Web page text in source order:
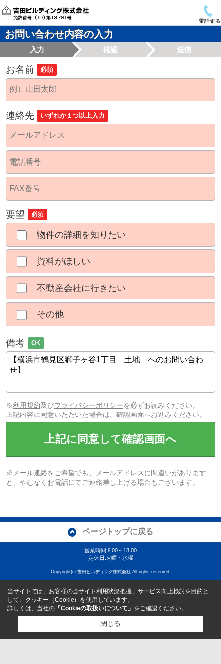
電話する
お問い合わせ内容の入力
入力 確認 送信
お名前 必須
連絡先 いずれか１つ以上入力
要望 必須
物件の詳細を知りたい
資料がほしい
不動産会社に行きたい
その他
備考 OK
※利用規約及びプライバシーポリシーを必ずお読みください。
上記内容に同意いただいた場合は、確認画面へお進みください。
上記に同意して確認画面へ
※メール連絡をご希望でも、メールアドレスに間違いがあります
と、やむなくお電話にてご連絡差し上げる場合もございます。
ページトップに戻る
営業時間:9:00～18:00
定休日:火曜・水曜
Copyright(c) 吉田ビルディング株式会社 All rights reserved.
当サイトでは、お客様の当サイト利用状況把握、サービス向上検討を目的と
して、クッキー（Cookie）を使用しています。
詳しくは、当社の 「Cookieの取扱いについて」 をご確認ください。
閉じる